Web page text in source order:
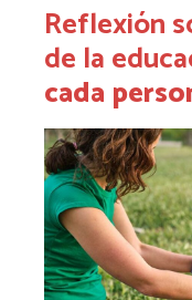
Reflexión
de la
cada